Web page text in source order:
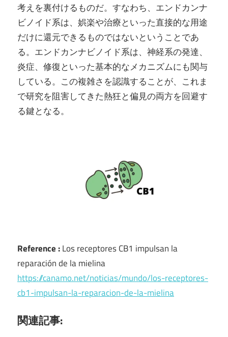
考えを裏付けるものだ。すなわち、エンドカンナ
ビノイド系は、娯楽や治療といった直接的な用途
だけに還元できるものではないということであ
る。エンドカンナビノイド系は、神経系の発達、
炎症、修復といった基本的なメカニズムにも関与
している。この複雑さを認識することが、これま
で研究を阻害してきた熱狂と偏見の両方を回避す
る鍵となる。
Reference :Los receptores CB1 impulsan la
reparación de la mielina
https://canamo.net/noticias/mundo/los-receptores-
cb1-impulsan-la-reparacion-de-la-mielina
関連記事: